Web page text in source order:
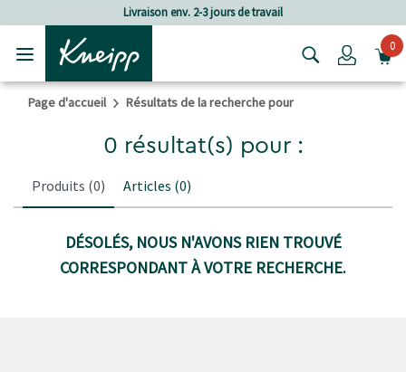
Passer au contenu principal
Passer au contenu du pied de page
Livraison env. 2-3 jours de travail
Login0
Page d'accueil Résultats de la recherche pour
0 résultat(s) pour :
Produits (0) Articles (0)
DÉSOLÉS, NOUS N'AVONS RIEN TROUVÉ
CORRESPONDANT À VOTRE RECHERCHE.